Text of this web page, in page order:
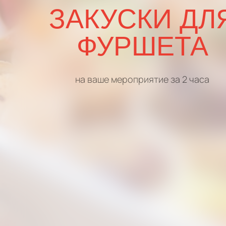
ЗАКУСКИ
ФУРШЕТА
на ваше мероприятие за 2 часа